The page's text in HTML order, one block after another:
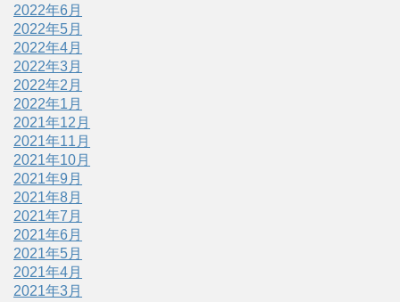
2022年6月
2022年5月
2022年4月
2022年3月
2022年2月
2022年1月
2021年12月
2021年11月
2021年10月
2021年9月
2021年8月
2021年7月
2021年6月
2021年5月
2021年4月
2021年3月